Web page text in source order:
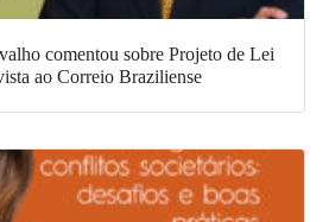
comentou sobre Projeto de Lei
ao Correio Braziliense